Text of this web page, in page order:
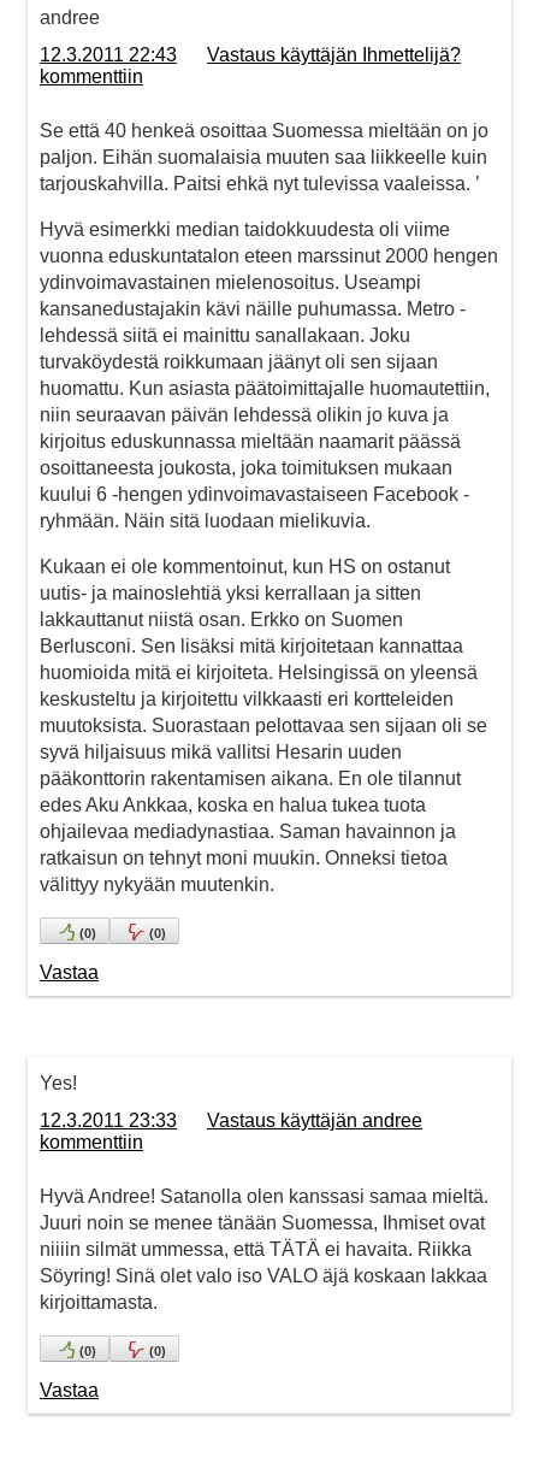
andree
12.3.2011 22:43
Vastaus käyttäjän Ihmettelijä?
kommenttiin
Se että 40 henkeä osoittaa Suomessa mieltään on jo
paljon. Eihän suomalaisia muuten saa liikkeelle kuin
tarjouskahvilla. Paitsi ehkä nyt tulevissa vaaleissa. ’
Hyvä esimerkki median taidokkuudesta oli viime
vuonna eduskuntatalon eteen marssinut 2000 hengen
ydinvoimavastainen mielenosoitus. Useampi
kansanedustajakin kävi näille puhumassa. Metro -
lehdessä siitä ei mainittu sanallakaan. Joku
turvaköydestä roikkumaan jäänyt oli sen sijaan
huomattu. Kun asiasta päätoimittajalle huomautettiin,
niin seuraavan päivän lehdessä olikin jo kuva ja
kirjoitus eduskunnassa mieltään naamarit päässä
osoittaneesta joukosta, joka toimituksen mukaan
kuului 6 -hengen ydinvoimavastaiseen Facebook -
ryhmään. Näin sitä luodaan mielikuvia.
Kukaan ei ole kommentoinut, kun HS on ostanut
uutis- ja mainoslehtiä yksi kerrallaan ja sitten
lakkauttanut niistä osan. Erkko on Suomen
Berlusconi. Sen lisäksi mitä kirjoitetaan kannattaa
huomioida mitä ei kirjoiteta. Helsingissä on yleensä
keskusteltu ja kirjoitettu vilkkaasti eri kortteleiden
muutoksista. Suorastaan pelottavaa sen sijaan oli se
syvä hiljaisuus mikä vallitsi Hesarin uuden
pääkonttorin rakentamisen aikana. En ole tilannut
edes Aku Ankkaa, koska en halua tukea tuota
ohjailevaa mediadynastiaa. Saman havainnon ja
ratkaisun on tehnyt moni muukin. Onneksi tietoa
välittyy nykyään muutenkin.
(0) (0)
Vastaa
Yes!
12.3.2011 23:33
Vastaus käyttäjän andree
kommenttiin
Hyvä Andree! Satanolla olen kanssasi samaa mieltä.
Juuri noin se menee tänään Suomessa, Ihmiset ovat
niiiin silmät ummessa, että TÄTÄ ei havaita. Riikka
Söyring! Sinä olet valo iso VALO äjä koskaan lakkaa
kirjoittamasta.
(0) (0)
Vastaa